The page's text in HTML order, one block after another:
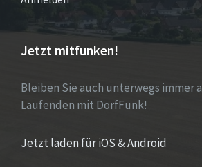
Jetzt mitfunken!
Bleiben Sie auch unterwegs immer
Laufenden mit DorfFunk!
Jetzt laden für iOS & Android